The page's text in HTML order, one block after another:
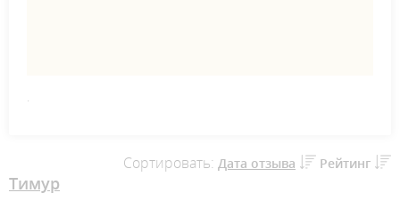
Сортировать: Дата отзыва Рейтинг
Тимур